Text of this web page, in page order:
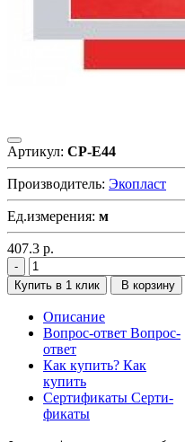
Артикул: CP-E44
Производитель: Экопласт
Ед.измерения: м
407.3 р.
Купить в 1 клик В корзину
Описание
Вопрос-ответ Вопрос-
ответ
Как купить? Как
купить
Сертификаты Серти-
фикаты